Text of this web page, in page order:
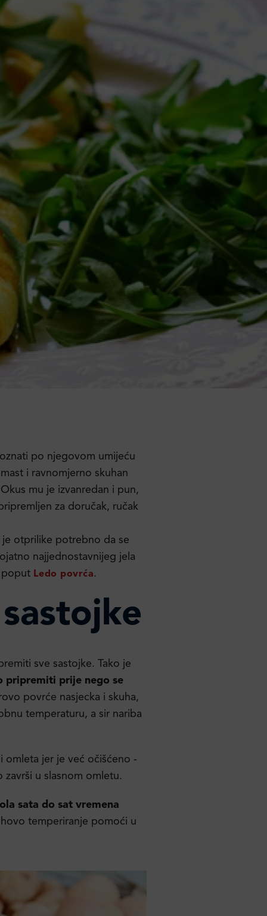
po njegovom umijeću
i ravnomjerno skuhan
mu je izvanredan i pun,
za doručak, ručak
otprilike potrebno da se
najjednostavnijeg jela
poput Ledo povrća.
sve sastojke. Tako je
pripremiti prije nego se
povrće nasjecka i skuha,
temperaturu, a sir nariba
jer je već očišćeno -
u slasnom omletu.
sata do sat vremena
temperiranje pomoći u